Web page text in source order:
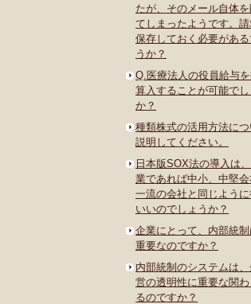
たが、そのメール自体を
てしまったようです。
保存しておく必要がある
うか？
Q.医療法人の役員給与
算入することが可能でし
か？
種類株式の活用方法につ
説明してください。
日本版SOX法の導入は
業であれば中小、中堅
一流の会社と同じよう
いいのでしょうか？
企業にとって、内部統
重要なのですか？
内部統制のシステムは
営の透明性に重要な関
るのですか？